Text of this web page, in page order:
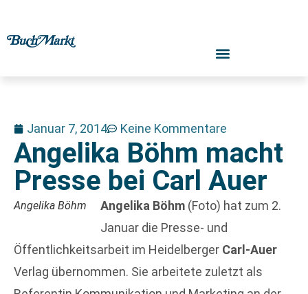
Januar 7, 2014 Keine Kommentare
Angelika Böhm macht
Presse bei Carl Auer
Angelika Böhm Angelika Böhm (Foto) hat zum 2.
Januar die Presse- und
Öffentlichkeitsarbeit im Heidelberger Carl-Auer
Verlag übernommen. Sie arbeitete zuletzt als